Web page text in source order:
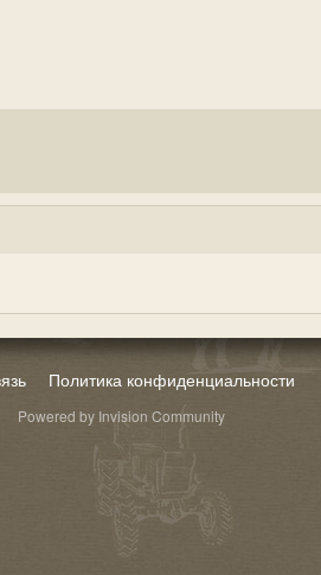
Политика конфиденциальности
Powered by Invision Community